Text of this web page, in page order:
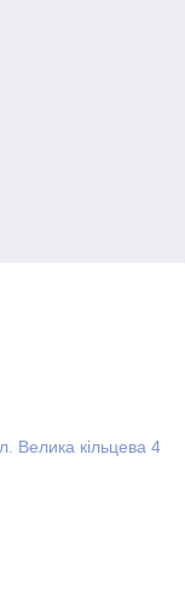
Велика кільцева 4